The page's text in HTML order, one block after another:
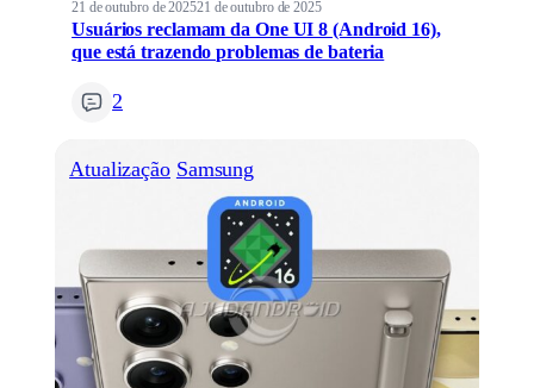
21 de outubro de 202521 de outubro de 2025
Usuários reclamam da One UI 8 (Android 16),
que está trazendo problemas de bateria
2
Atualização Samsung